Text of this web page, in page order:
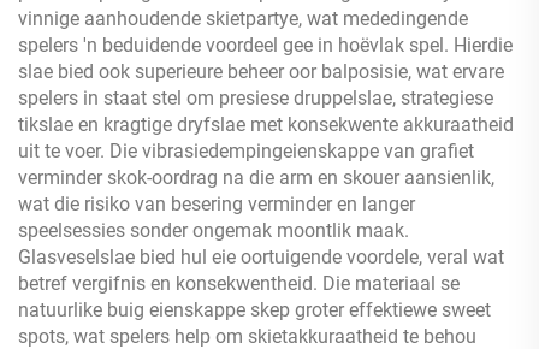
vinnige aanhoudende skietpartye, wat mededingende
spelers 'n beduidende voordeel gee in hoëvlak spel. Hierdie
slae bied ook superieure beheer oor balposisie, wat ervare
spelers in staat stel om presiese druppelslae, strategiese
tikslae en kragtige dryfslae met konsekwente akkuraatheid
uit te voer. Die vibrasiedempingeienskappe van grafiet
verminder skok-oordrag na die arm en skouer aansienlik,
wat die risiko van besering verminder en langer
speelsessies sonder ongemak moontlik maak.
Glasveselslae bied hul eie oortuigende voordele, veral wat
betref vergifnis en konsekwentheid. Die materiaal se
natuurlike buig eienskappe skep groter effektiewe sweet
spots, wat spelers help om skietakkuraatheid te behou